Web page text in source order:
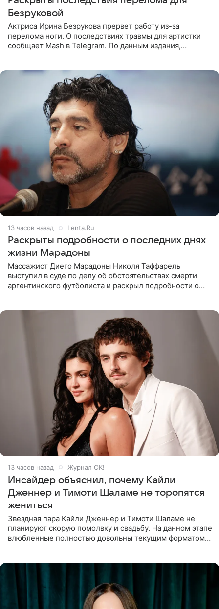
Безруковой
Актриса Ирина Безрукова прервет работу из-за
перелома ноги. О последствиях травмы для артистки
сообщает Mash в Telegram. По данным издания,
13 часов назад Lenta.Ru
Раскрыты подробности о последних днях
жизни Марадоны
Массажист Диего Марадоны Николя Таффарель
выступил в суде по делу об обстоятельствах смерти
аргентинского футболиста и раскрыл подробности о
13 часов назад Журнал OK!
Инсайдер объяснил, почему Кайли
Дженнер и Тимоти Шаламе не торопятся
жениться
Звездная пара Кайли Дженнер и Тимоти Шаламе не
планируют скорую помолвку и свадьбу. На данном этапе
влюбленные полностью довольны текущим форматом